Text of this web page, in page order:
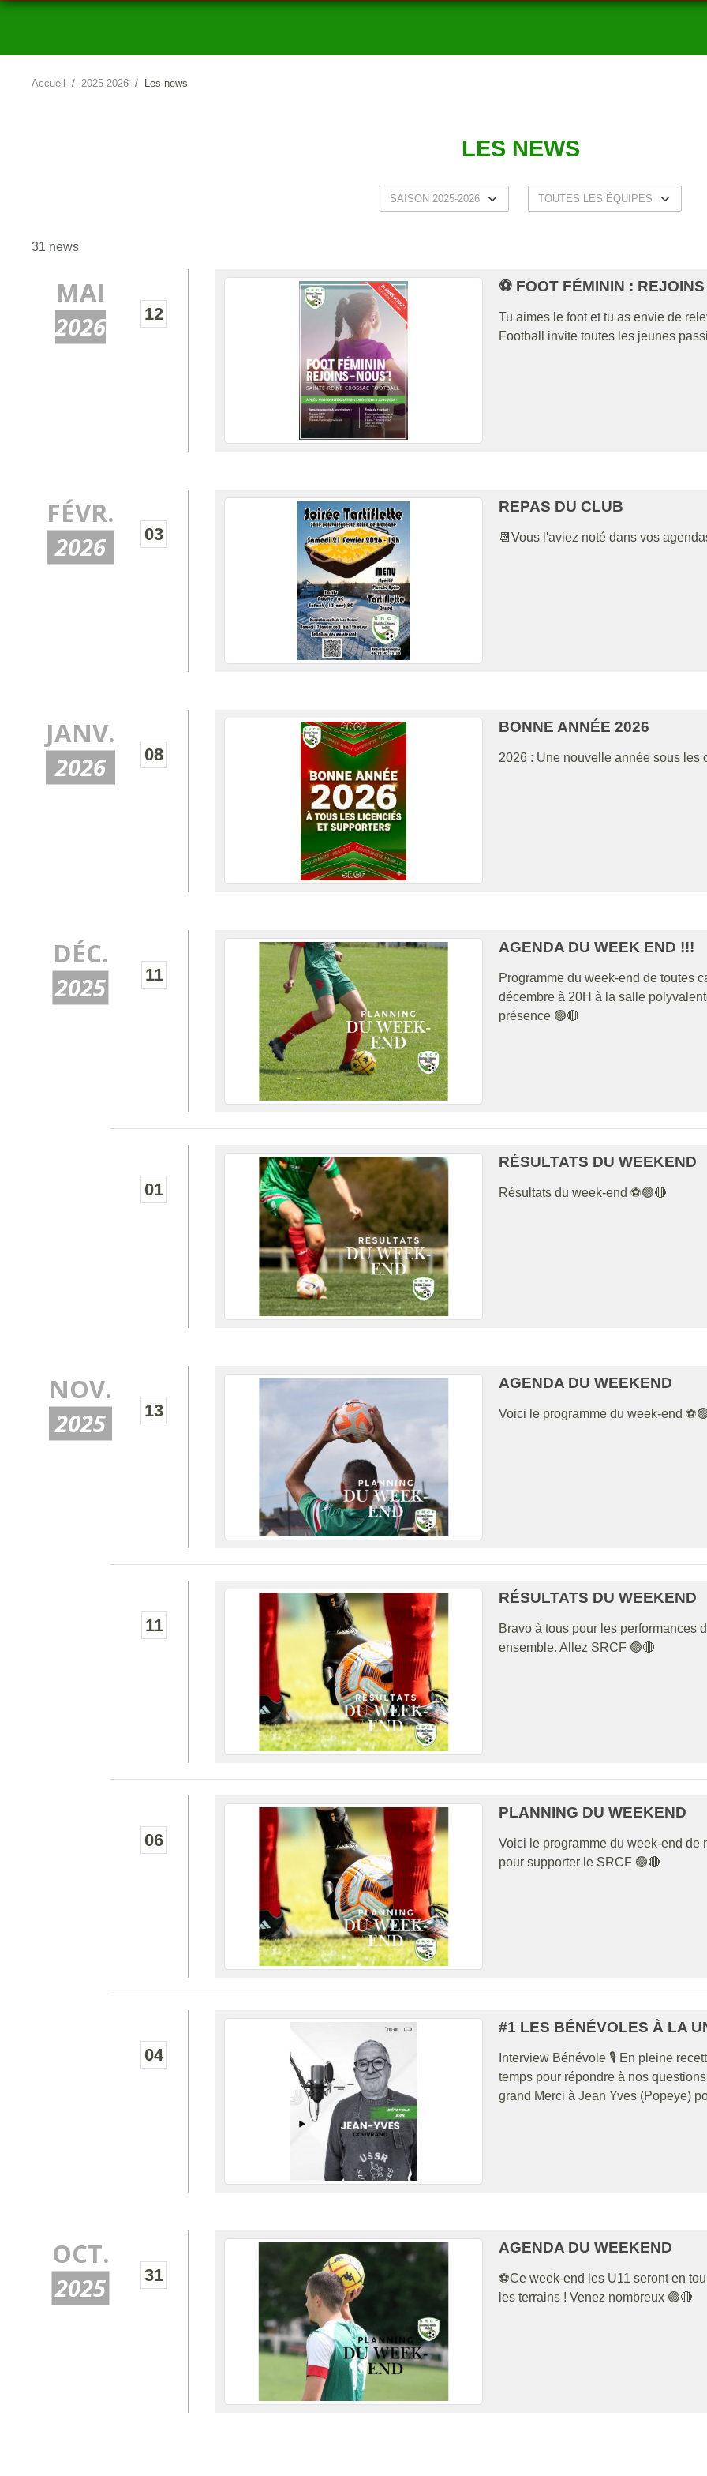
Accueil 2025-2026 Les news
LES NEWS
31 news
MAI
2026 12
⚽ FOOT FÉMININ :
Tu aimes le foot et tu as envie de
Football invite toutes les jeunes
FÉVR.
2026 03
REPAS DU CLUB
📆Vous l'aviez noté dans vos
JANV.
2026 08
BONNE ANNÉE 2026
2026 : Une nouvelle année sous les
DÉC.
2025 11
AGENDA DU WEEK END !!!
Programme du week-end de toutes
décembre à 20H à la salle
présence 🟢🔴
01
RÉSULTATS DU WEEKEND
Résultats du week-end ⚽️🟢🔴
NOV.
2025 13
AGENDA DU WEEKEND
Voici le programme du week-end
11
RÉSULTATS DU WEEKEND
Bravo à tous pour les performances
ensemble. Allez SRCF 🟢🔴
06
PLANNING DU WEEKEND
Voici le programme du week-end de
pour supporter le SRCF 🟢🔴
04
#1 LES BÉNÉVOLES À LA
Interview Bénévole 🎙️ En pleine
temps pour répondre à nos
grand Merci à Jean Yves (Popeye)
OCT.
2025 31
AGENDA DU WEEKEND
⚽️Ce week-end les U11 seront en
les terrains ! Venez nombreux 🟢🔴